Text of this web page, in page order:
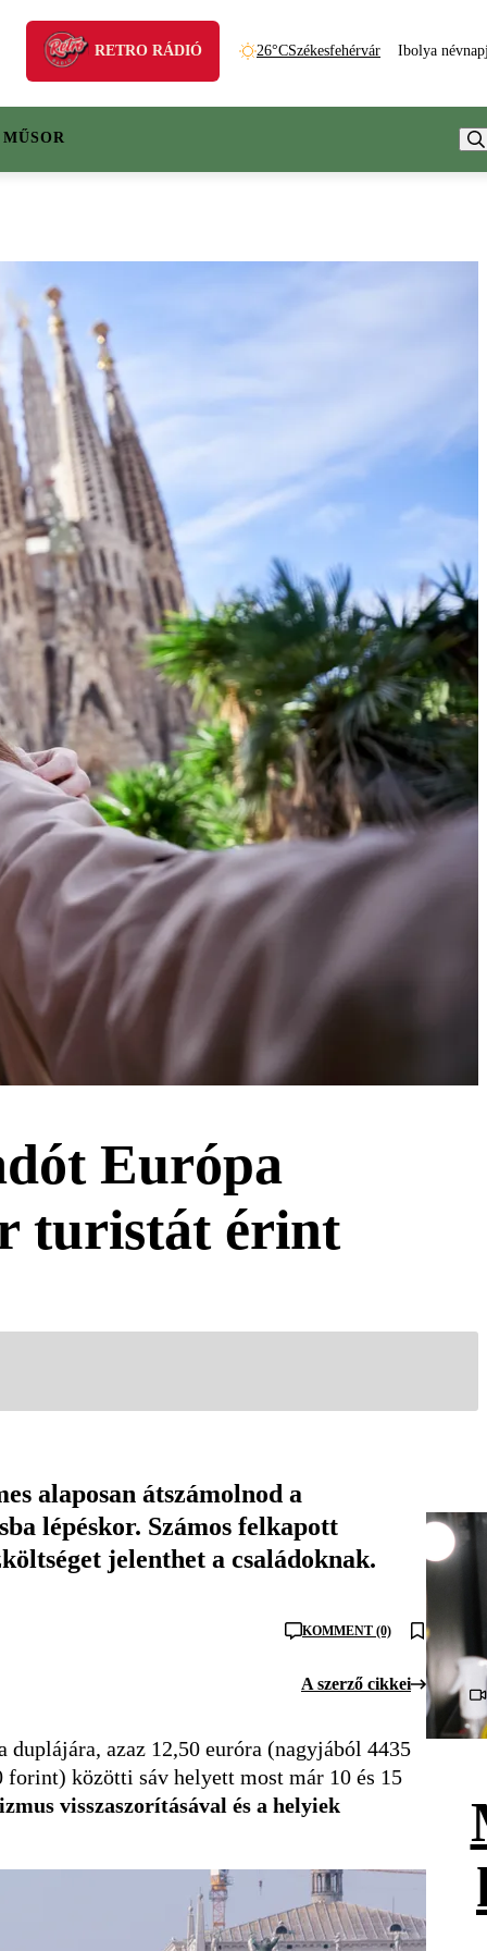
RETRO RÁDIÓ 26°CSzékesfehérvár Ibolya
Európa
turistát érint
alaposan átszámolnod a
lépéskor. Számos felkapott
jelenthet a családoknak.
KOMMENT (0)
A szerző cikkei
duplájára, azaz 12,50 euróra (nagyjából 4435
közötti sáv helyett most már 10 és 15
visszaszorításával és a helyiek